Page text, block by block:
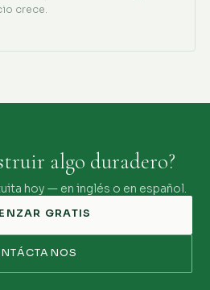
crece.
algo duradero?
hoy — en inglés o en español.
GRATIS